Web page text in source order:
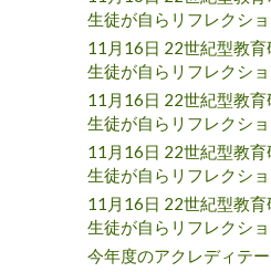
生徒が自らリフレクシ
11月16日 22世紀型教
生徒が自らリフレクシ
11月16日 22世紀型教
生徒が自らリフレクショ
11月16日 22世紀型教
生徒が自らリフレクショ
11月16日 22世紀型教
生徒が自らリフレクショ
今年度のアクレディテ